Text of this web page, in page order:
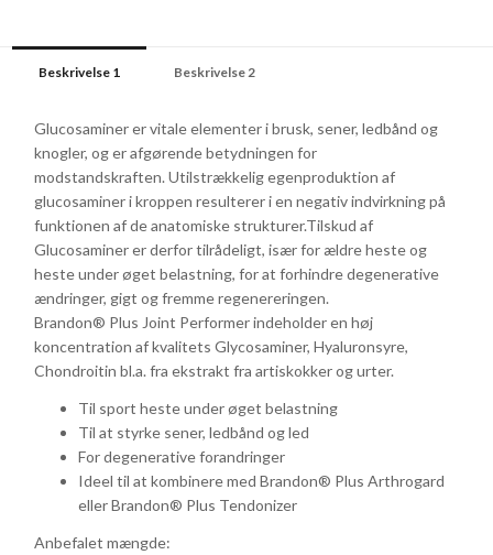
Beskrivelse 1 Beskrivelse 2
Glucosaminer er vitale elementer i brusk, sener, ledbånd og
knogler, og er afgørende betydningen for
modstandskraften. Utilstrækkelig egenproduktion af
glucosaminer i kroppen resulterer i en negativ indvirkning på
funktionen af de anatomiske strukturer.Tilskud af
Glucosaminer er derfor tilrådeligt, især for ældre heste og
heste under øget belastning, for at forhindre degenerative
ændringer, gigt og fremme regenereringen.
Brandon® Plus Joint Performer indeholder en høj
koncentration af kvalitets Glycosaminer, Hyaluronsyre,
Chondroitin bl.a. fra ekstrakt fra artiskokker og urter.
Til sport heste under øget belastning
Til at styrke sener, ledbånd og led
For degenerative forandringer
Ideel til at kombinere med Brandon® Plus Arthrogard
eller Brandon® Plus Tendonizer
Anbefalet mængde: